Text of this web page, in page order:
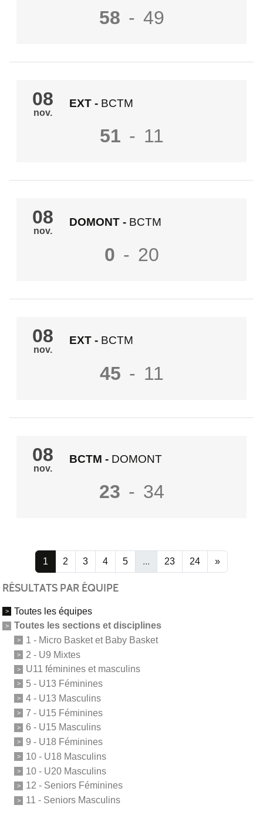
58 - 49
08
nov.
EXT - BCTM
51 - 11
08
nov.
DOMONT - BCTM
0 - 20
08
nov.
EXT - BCTM
45 - 11
08
nov.
BCTM - DOMONT
23 - 34
1 2 3 4 5 ... 23 24 »
RÉSULTATS PAR ÉQUIPE
Toutes les équipes
Toutes les sections et disciplines
1 - Micro Basket et Baby Basket
2 - U9 Mixtes
U11 féminines et masculins
5 - U13 Féminines
4 - U13 Masculins
7 - U15 Féminines
6 - U15 Masculins
9 - U18 Féminines
10 - U18 Masculins
10 - U20 Masculins
12 - Seniors Féminines
11 - Seniors Masculins